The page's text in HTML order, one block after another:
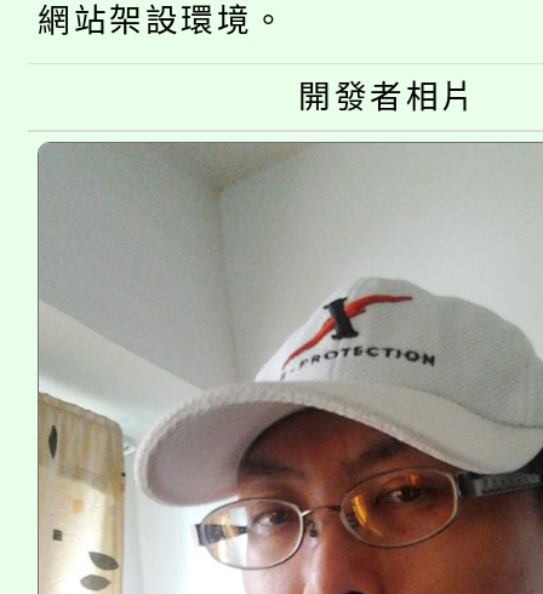
生本土語及新住民語歌
公告本校115學年度第
代理(課)教師甄選結果
公告本校115學年度第
代理(課)教師甄選結果
轉知中國文化大學推廣
《TA101》溝通分析基
程，歡迎學生輔導中心
心理、諮商輔導、社會
系所師生報名參加。
網站架設環境。
開發者相片